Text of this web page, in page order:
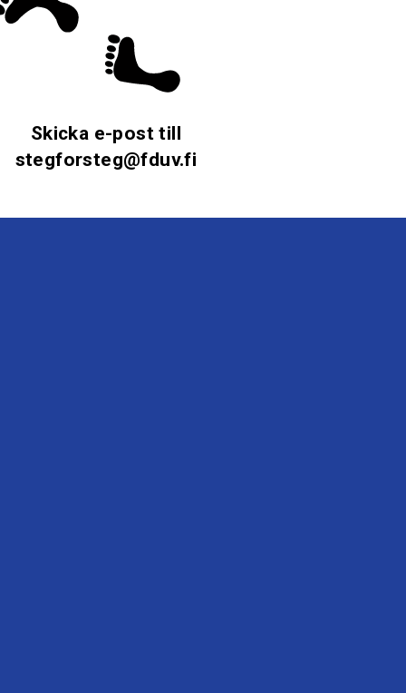
Skicka e-post till
stegforsteg@fduv.fi